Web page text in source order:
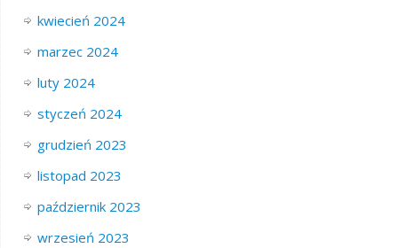
kwiecień 2024
marzec 2024
luty 2024
styczeń 2024
grudzień 2023
listopad 2023
październik 2023
wrzesień 2023